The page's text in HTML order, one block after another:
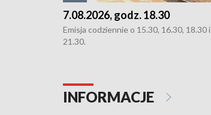
7.08.2026, godz. 18.30
Emisja codziennie o 15.30, 16.30, 18.30 i
21.30.
INFORMACJE